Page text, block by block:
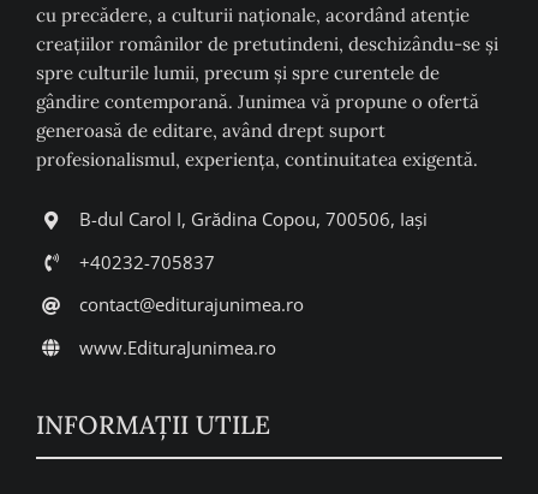
cu precădere, a culturii naţionale, acordând atenţie
creaţiilor românilor de pretutindeni, deschizându-se şi
spre culturile lumii, precum şi spre curentele de
gândire contemporană. Junimea vă propune o ofertă
generoasă de editare, având drept suport
profesionalismul, experiența, continuitatea exigentă.
B-dul Carol I, Grădina Copou, 700506, Iași
+40232-705837
contact@editurajunimea.ro
www.EdituraJunimea.ro
INFORMAŢII UTILE